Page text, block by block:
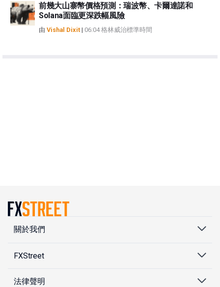
前幾大山寨幣價格預測：瑞波幣、卡爾達諾和
Solana面臨更深跌幅風險
由 Vishal Dixit | 06:04 格林威治標準時間
關於我們
FXStreet
法律聲明